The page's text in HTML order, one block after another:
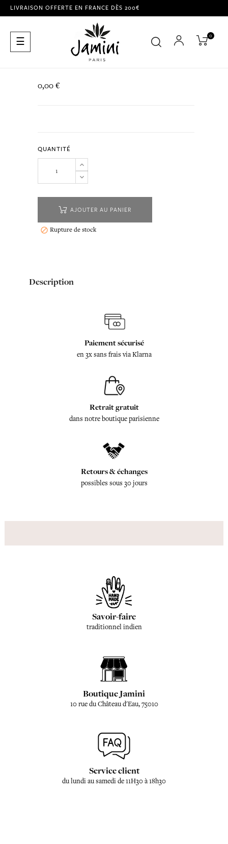
LIVRAISON OFFERTE EN FRANCE DÈS 200€
Basculer
la
☰ 0
0,00 €
QUANTITÉ
AJOUTER AU PANIER
 Rupture de stock
Description
Paiement sécurisé
en 3x sans frais via Klarna
Retrait gratuit
dans notre boutique parisienne
Retours & échanges
possibles sous 30 jours
Savoir-faire
traditionnel indien
Boutique Jamini
10 rue du Château d'Eau, 75010
Service client
du lundi au samedi de 11H30 à 18h30